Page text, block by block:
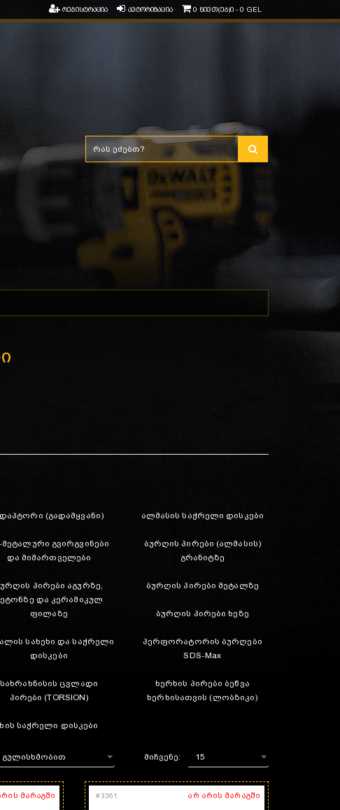
რეგისტრაცია ავტორიზაცია 0 ნივთ(ებ)ი - 0 GEL
(გადამყვანი) ალმასის საჭრელი დისკები
მეტალური გვირგვინები
და მიმართველები
ბურღის პირები (ალმასის)
გრანიტზე
პირები აგურზე,
და კერამიკულ
ფილაზე
ბურღის პირები მეტალზე
ბურღის პირები ხეზე
სახეხი და საჭრელი
დისკები
პერფორატორის ბურღები
SDS-Max
სახრახნისის ცვლადი
პირები (TORSION)
ხერხის პირები ბეწვა
ხერხისათვის (ლობზიკი)
ხის საჭრელი დისკები
მიჩვენე:
მარაგში არ არის მარაგში
#3361